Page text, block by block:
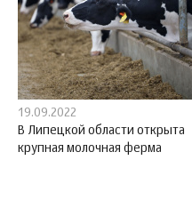
19.09.2022
В Липецкой области открыта
крупная молочная ферма